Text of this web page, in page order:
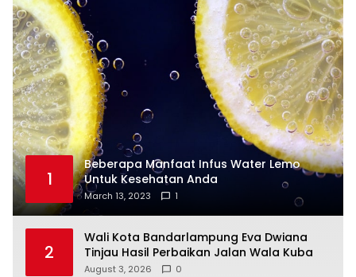
1
Beberapa Manfaat Infus Water Lemo
Untuk Kesehatan Anda
March 13, 2023 1
2
Wali Kota Bandarlampung Eva Dwiana
Tinjau Hasil Perbaikan Jalan Wala Kuba
August 3, 2026 0